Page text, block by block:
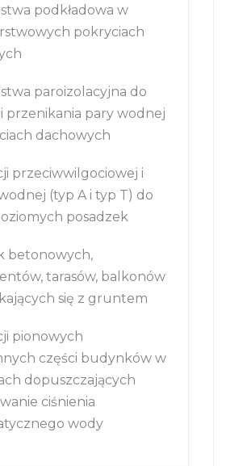
podkładowa w
pokryciach
paroizolacyjna do
przenikania pary wodnej
dachowych
przeciwwilgociowej i
(typ A i typ T) do
posadzek
betonowych,
tarasów, balkonów
się z gruntem
pionowych
części budynków w
dopuszczających
ciśnienia
wody